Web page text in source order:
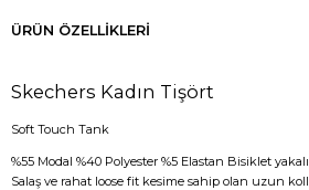
ÜRÜN ÖZELLIKLERI
Skechers Kadın Tişört
Soft Touch Tank
%55 Modal %40 Polyester %5 Elastan Bisiklet
Salaş ve rahat loose fit kesime sahip olan uzun